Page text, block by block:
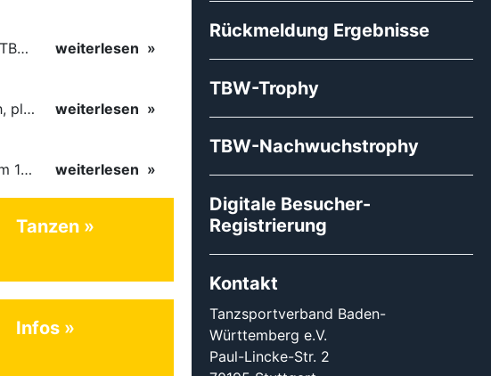
Die Paare des Tanzsportverbandes Baden-Württemberg (TBW) glänzten auf dem internationalen Parkett des Vienna Dance Concourse 2026 im Wiener Rathaus mit hervorragenden Platzierungen Ergebnisse unter: …
weiterlesen
Ein Engel hat die Bühne des Lebens verlassen. Viel zu früh, plötzlich und für uns alle unfassbar, wurde unsere geliebte Kristina (Krissi) Flaig im Alter von 36 Jahren aus dem Leben gerissen. Das Tanzen…
weiterlesen
Für das Modul Grundlagen der Breitensportausbildung vom 10. bis 13. September an der Landessportschule Albstadt sind noch Plätze frei. Das Modul kann auch für den Lizenzerhalt (30 LE fachlich) genutzt…
weiterlesen
Tanzen
Infos
Rückmeldung Ergebnisse
TBW-Trophy
TBW-Nachwuchstrophy
Digitale Besucher-
Registrierung
Kontakt
Tanzsportverband Baden-
Württemberg e.V.
Paul-Lincke-Str. 2